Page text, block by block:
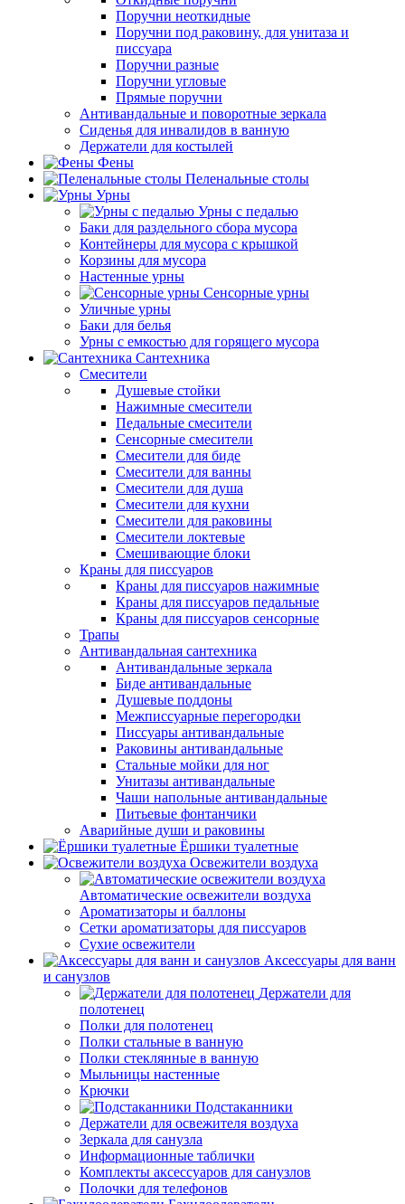
Поручни неоткидные
Поручни под раковину, для унитаза и
писсуара
Поручни разные
Поручни угловые
Прямые поручни
Антивандальные и поворотные зеркала
Сиденья для инвалидов в ванную
Держатели для костылей
Фены
Пеленальные столы
Урны
Урны с педалью
Баки для раздельного сбора мусора
Контейнеры для мусора с крышкой
Корзины для мусора
Настенные урны
Сенсорные урны
Уличные урны
Баки для белья
Урны с емкостью для горящего мусора
Сантехника
Смесители
Душевые стойки
Нажимные смесители
Педальные смесители
Сенсорные смесители
Смесители для биде
Смесители для ванны
Смесители для душа
Смесители для кухни
Смесители для раковины
Смесители локтевые
Смешивающие блоки
Краны для писсуаров
Краны для писсуаров нажимные
Краны для писсуаров педальные
Краны для писсуаров сенсорные
Трапы
Антивандальная сантехника
Антивандальные зеркала
Биде антивандальные
Душевые поддоны
Межписсуарные перегородки
Писсуары антивандальные
Раковины антивандальные
Стальные мойки для ног
Унитазы антивандальные
Чаши напольные антивандальные
Питьевые фонтанчики
Аварийные души и раковины
Ёршики туалетные
Освежители воздуха
Автоматические освежители воздуха
Ароматизаторы и баллоны
Сетки ароматизаторы для писсуаров
Сухие освежители
Аксессуары для ванн
и санузлов
Держатели для
полотенец
Полки для полотенец
Полки стальные в ванную
Полки стеклянные в ванную
Мыльницы настенные
Крючки
Подстаканники
Держатели для освежителя воздуха
Зеркала для санузла
Информационные таблички
Комплекты аксессуаров для санузлов
Полочки для телефонов